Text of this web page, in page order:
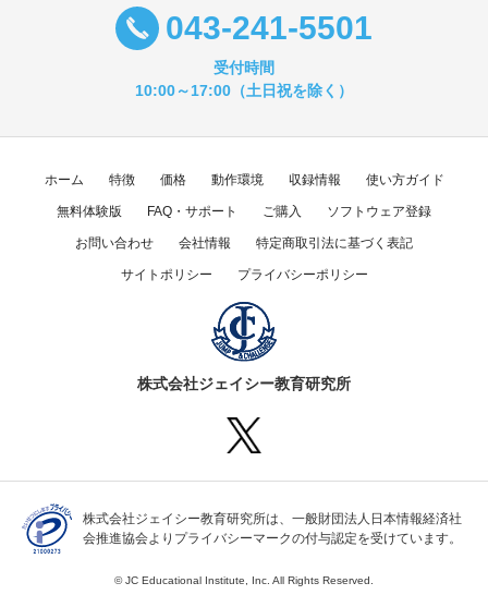
043-241-5501
受付時間
10:00～17:00（土日祝を除く）
ホーム 特徴 価格 動作環境 収録情報 使い方ガイド
無料体験版 FAQ・サポート ご購入 ソフトウェア登録
お問い合わせ 会社情報 特定商取引法に基づく表記
サイトポリシー プライバシーポリシー
株式会社ジェイシー教育研究所
株式会社ジェイシー教育研究所は、一般財団法人日本情報経済社
会推進協会よりプライバシーマークの付与認定を受けています。
© JC Educational Institute, Inc. All Rights Reserved.